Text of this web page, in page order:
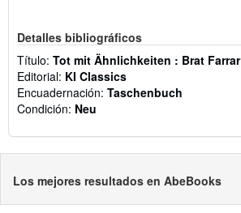
Detalles bibliográficos
Título: Tot mit Ähnlichkeiten : Brat Farrar
Editorial: KI Classics
Encuadernación: Taschenbuch
Condición: Neu
Los mejores resultados en AbeBooks